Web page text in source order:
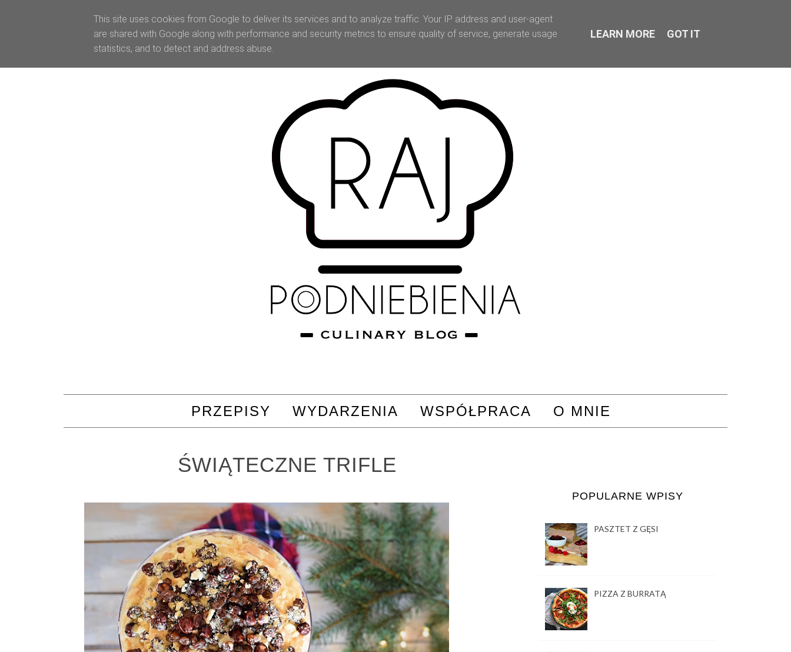
PRZEPISY WYDARZENIA WSPÓŁPRACA O MNIE
ŚWIĄTECZNE TRIFLE
POPULARNE WPISY
PASZTET Z GĘSI
PIZZA Z BURRATĄ
This site uses cookies from Google to deliver its services and to analyze traffic. Your IP address and user-agent
are shared with Google along with performance and security metrics to ensure quality of service, generate usage
statistics, and to detect and address abuse.
LEARN MORE GOT IT